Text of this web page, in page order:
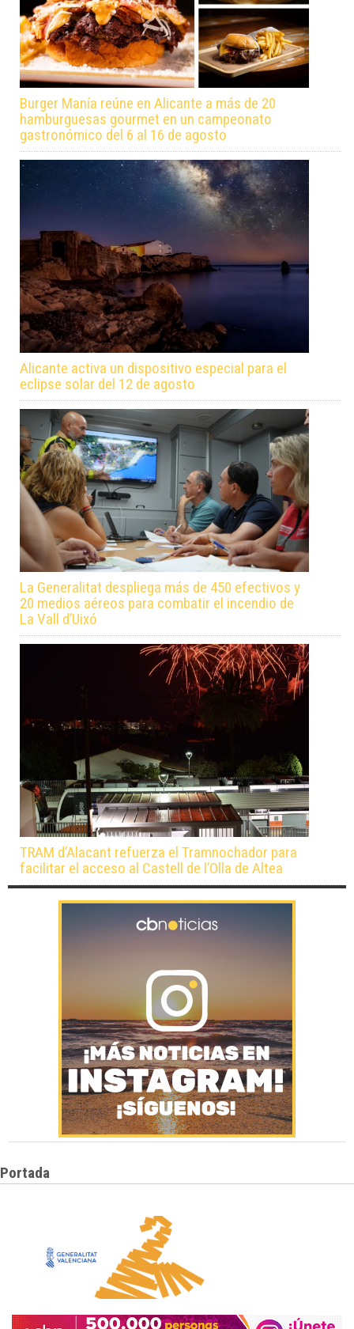
Burger Manía reúne en Alicante a más de 20
hamburguesas gourmet en un campeonato
gastronómico del 6 al 16 de agosto
Alicante activa un dispositivo especial para el
eclipse solar del 12 de agosto
La Generalitat despliega más de 450 efectivos y
20 medios aéreos para combatir el incendio de
La Vall d’Uixó
TRAM d’Alacant refuerza el Tramnochador para
facilitar el acceso al Castell de l’Olla de Altea
Portada